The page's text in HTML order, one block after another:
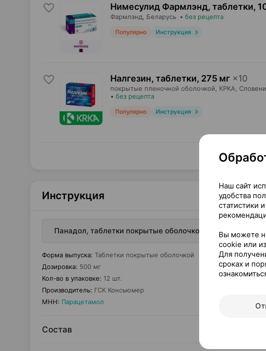
Нимесулид Фармлэнд, таблетки,
Фармлэнд , Беларусь • без рецепта
Популярно Инструкция
Налгезин, таблетки, 275 мг ×10
покрытые пленочной оболочкой, КРКА ,
• без рецепта
Популярно Инструкция
Инструкция
Панадол, таблетки покрытые оболочкой, 500 мг ×12,
Форма выпуска: Таблетки покрытые оболочкой
Дозировка: 500 мг
Кол-во в упаковке: 12 шт.
Производитель: ГСК Консьюмер
МНН: Парацетамол
Состав
Наш сайт
удобства
статистики
Вы можете
cookie или
Для
сроках и